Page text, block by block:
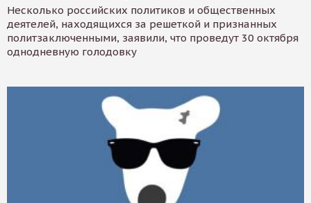
Несколько российских политиков и общественных
деятелей, находящихся за решеткой и признанных
политзаключенными, заявили, что проведут 30 октября
однодневную голодовку